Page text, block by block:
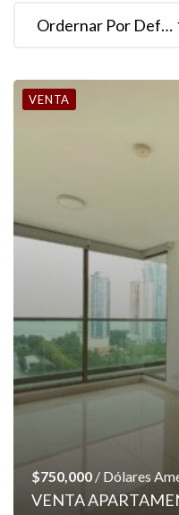
Ordernar Por
VENTA
$750,000 / Dólares
VENTA